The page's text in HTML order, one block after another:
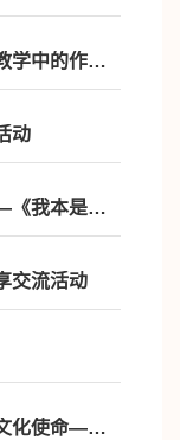
我院举办现代教育技术在中学数学教学中的作用学术讲座
动
“致敬时代楷模，传承榜样力量”——《我本是高山》主题观影活动
交流活动
学习习近平文化思想，勇担新时代文化使命——研究生第一党支部主题...